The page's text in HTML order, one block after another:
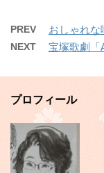
PREV おしゃれな
NEXT 宝塚歌劇「
プロフィール